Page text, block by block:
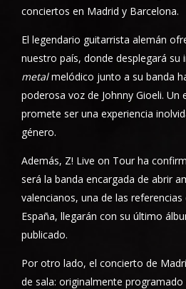
conciertos en Madrid y Barcelona.
El legendario guitarrista alemán
nuestro país, donde desplegará su
metalmelódico junto a su banda
poderosa voz de Johnny Gioeli. Un
promete ser una experiencia
género.
Además, Z! Live on Tour ha
será la banda encargada de abrir
valencianos, una de las referencias
España, llegarán con su último
publicado.
Por otro lado, el concierto de
de sala: originalmente